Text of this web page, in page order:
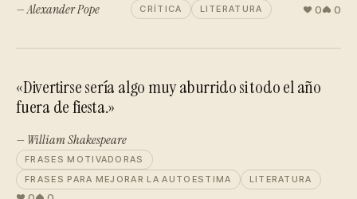
— Alexander Pope CRÍTICA LITERATURA 0 0
«Divertirse sería algo muy aburrido si todo el año
fuera de fiesta.»
— William Shakespeare
FRASES MOTIVADORAS
FRASES PARA MEJORAR LA AUTOESTIMA
LITERATURA